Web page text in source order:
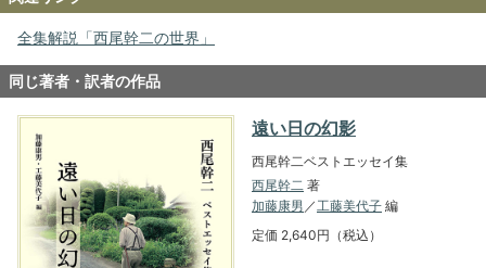
全集解説「西尾幹二の世界」
同じ著者・訳者の作品
遠い日の幻影
西尾幹二ベストエッセイ集
西尾幹二 著
加藤康男 ／ 工藤美代子 編
定価 2,640円（税込）